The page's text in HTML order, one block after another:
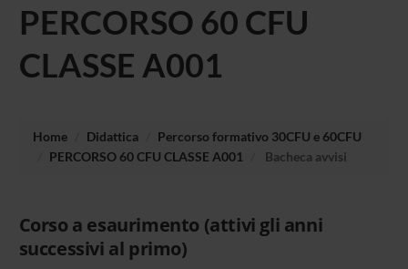
PERCORSO 60 CFU
CLASSE A001
Home Didattica
Percorso formativo 30CFU e 60CFU
PERCORSO 60 CFU CLASSE A001
Bacheca avvisi
Corso a esaurimento (attivi gli anni
successivi al primo)